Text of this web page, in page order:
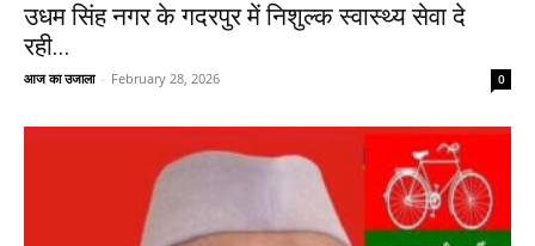
उधम सिंह नगर के गदरपुर में निशुल्क स्वास्थ्य सेवा दे
रही...
आज का उजाला - February 28, 2026 0